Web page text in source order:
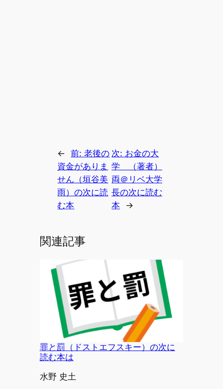
← 前:老後の
資金がありま
せん（垣谷美
雨）の次に読
む本
次: お金の大
学 （著者）
両＠リベ大学
長の次に読む
本
→
関連記事
罪と罰（ドストエフスキー）の次に
読む本は
投稿者
水野 史土